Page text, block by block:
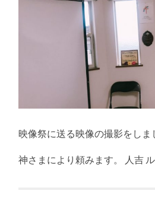
映像祭に送る映像の撮影をしま
神さまにより頼みます。 人吉